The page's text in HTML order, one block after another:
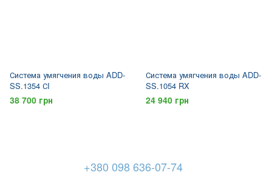
Система умягчения воды ADD-
SS.1354 СI
38 700 грн
Система умягчения воды ADD-
SS.1054 RX
24 940 грн
+380 098 636-07-74